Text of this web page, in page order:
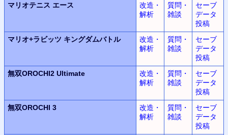
マリオテニス エース
改造・
解析
質問・
雑談
セーブ
データ
投稿
マリオ+ラビッツ キングダムバトル
改造・
解析
質問・
雑談
セーブ
データ
投稿
無双OROCHI2 Ultimate
改造・
解析
質問・
雑談
セーブ
データ
投稿
無双OROCHI 3
改造・
解析
質問・
雑談
セーブ
データ
投稿